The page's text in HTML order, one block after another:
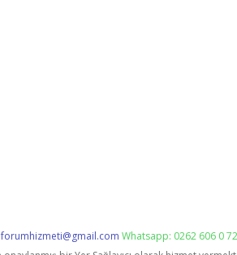
forumhizmeti@gmail.com Whatsapp: 0262 606 0